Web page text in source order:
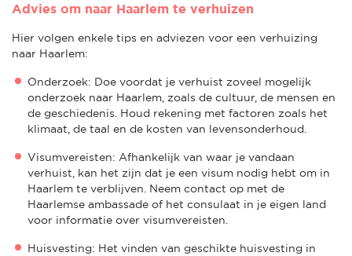
Advies om naar Haarlem te verhuizen
Hier volgen enkele tips en adviezen voor een verhuizing
naar Haarlem:
Onderzoek: Doe voordat je verhuist zoveel mogelijk
onderzoek naar Haarlem, zoals de cultuur, de mensen en
de geschiedenis. Houd rekening met factoren zoals het
klimaat, de taal en de kosten van levensonderhoud.
Visumvereisten: Afhankelijk van waar je vandaan
verhuist, kan het zijn dat je een visum nodig hebt om in
Haarlem te verblijven. Neem contact op met de
Haarlemse ambassade of het consulaat in je eigen land
voor informatie over visumvereisten.
Huisvesting: Het vinden van geschikte huisvesting in